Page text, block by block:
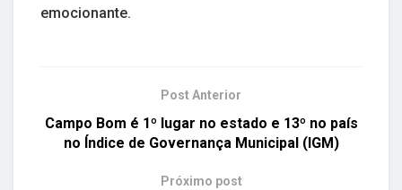
emocionante.
Post Anterior
Campo Bom é 1º lugar no estado e 13º no país
no Índice de Governança Municipal (IGM)
Próximo post